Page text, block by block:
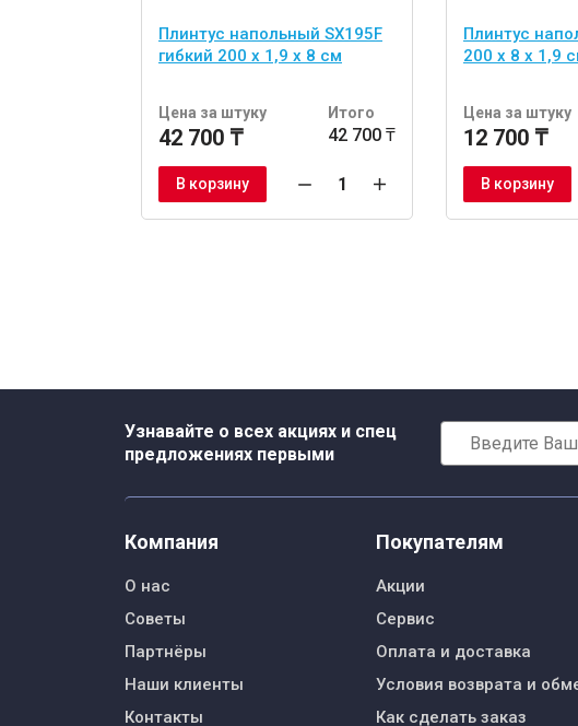
Плинтус напольный SX195F
гибкий 200 x 1,9 x 8 см
Цена за штуку
42 700 ₸
Итого
42 700 ₸
В корзину
Плинтус
200 x 8 x 1,9
Цена за штуку
12 700 ₸
В корзину
Узнавайте о всех акциях и спец
предложениях первыми
Компания
О нас
Советы
Партнёры
Наши клиенты
Контакты
Покупателям
Акции
Сервис
Оплата и доставка
Условия возврата и
Как сделать заказ